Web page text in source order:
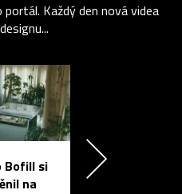
portál. Každý den nová videa
Bofill si
na